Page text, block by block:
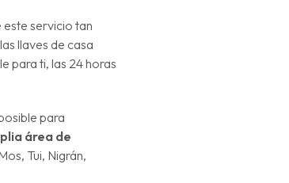
este servicio tan
llaves de casa
para ti, las 24 horas
para
área de
Tui, Nigrán,